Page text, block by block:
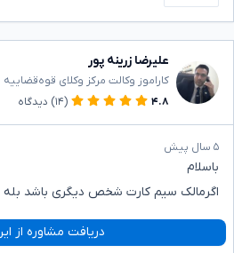
علیرضا زرینه پور
کاراموز وکالت مرکز وکلای قوه‌قضاییه
۴.۸
(۱۴) دیدگاه
۵ سال پیش
باسلام
اگرمالک سیم کارت شخص دیگری باشد بله
دریافت مشاوره از